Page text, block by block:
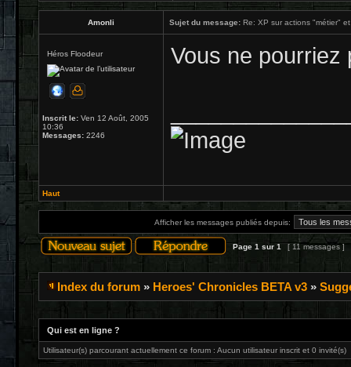
Amonli Sujet du message: Re: XP sur actions "métier"
Héros Floodeur
Inscrit le: Ven 12 Août, 2005
10:36
Messages: 2246
Vous ne pourriez
Haut
Afficher les messages publiés depuis:
Page 1 sur 1 [ 11 messages ]
Index du forum » Heroes' Chronicles BETA v3 »
Qui est en ligne ?
Utilisateur(s) parcourant actuellement ce forum : Aucun utilisateur inscrit et 0 invité(s)